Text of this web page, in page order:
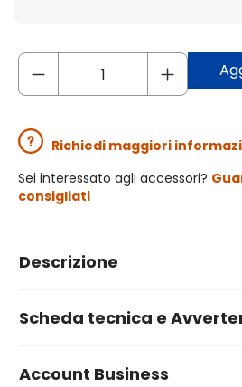
Richiedi maggiori
Sei interessato agli accessori?
consigliati
Descrizione
Scheda tecnica e
Account Business